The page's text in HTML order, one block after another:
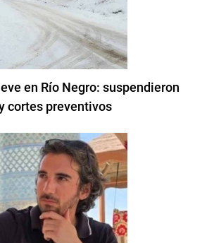
en Río Negro: suspendieron
cortes preventivos